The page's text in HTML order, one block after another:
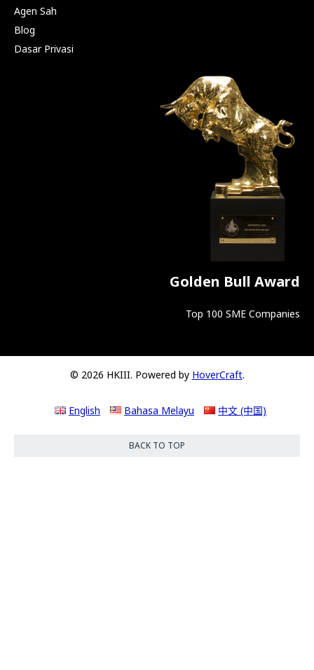
Agen Sah
Blog
Dasar Privasi
Golden Bull Award
Top 100 SME Companies
© 2026 HKIII. Powered by HoverCraft.
English Bahasa Melayu 中文 (中国)
BACK TO TOP